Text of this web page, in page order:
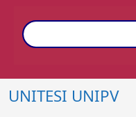
UNITESI UNIPV